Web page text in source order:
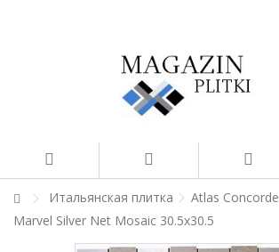
Итальянская плитка Atlas Concorde
Marvel Silver Net Mosaic 30.5x30.5